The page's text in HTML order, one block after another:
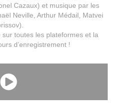
Cazaux) et musique par les
Neville, Arthur Médail, Matvei
toutes les plateformes et la
d’enregistrement !